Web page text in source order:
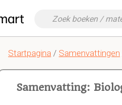
Startpagina / Samenvattingen
Samenvatting: